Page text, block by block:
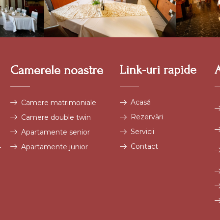
Camerele noastre
Camere matrimoniale
Camere double twin
Apartamente senior
Apartamente junior
Link-uri rapide
Acasă
Rezervări
Servicii
Contact